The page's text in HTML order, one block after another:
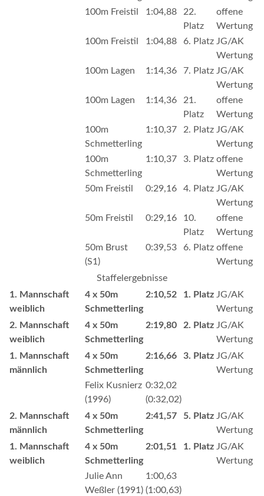
100m Freistil
1:04,88
22.
Platz
offene
Wertung
100m Freistil
1:04,88 6. Platz JG/AK
Wertung
100m Lagen
1:14,36 7. Platz JG/AK
Wertung
100m Lagen
1:14,36
21.
Platz
offene
Wertung
100m
Schmetterling
1:10,37 2. Platz JG/AK
Wertung
100m
Schmetterling
1:10,37 3. Platz offene
Wertung
50m Freistil
0:29,16 4. Platz JG/AK
Wertung
50m Freistil
0:29,16
10.
Platz
offene
Wertung
50m Brust
(S1)
0:39,53 6. Platz offene
Wertung
Staffelergebnisse
1. Mannschaft
weiblich
4 x 50m
Schmetterling
2:10,52 1. Platz JG/AK
Wertung
2. Mannschaft
weiblich
4 x 50m
Schmetterling
2:19,80 2. Platz JG/AK
Wertung
1. Mannschaft
männlich
4 x 50m
Schmetterling
2:16,66 3. Platz JG/AK
Wertung
Felix Kusnierz
(1996)
0:32,02
(0:32,02)
2. Mannschaft
männlich
4 x 50m
Schmetterling
2:41,57 5. Platz JG/AK
Wertung
1. Mannschaft
weiblich
4 x 50m
Schmetterling
2:01,51 1. Platz JG/AK
Wertung
Julie Ann
Weßler (1991)
1:00,63
(1:00,63)